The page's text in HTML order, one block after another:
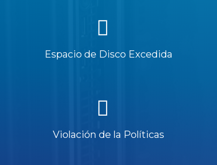
Espacio de Disco Excedida
Violación de la Políticas